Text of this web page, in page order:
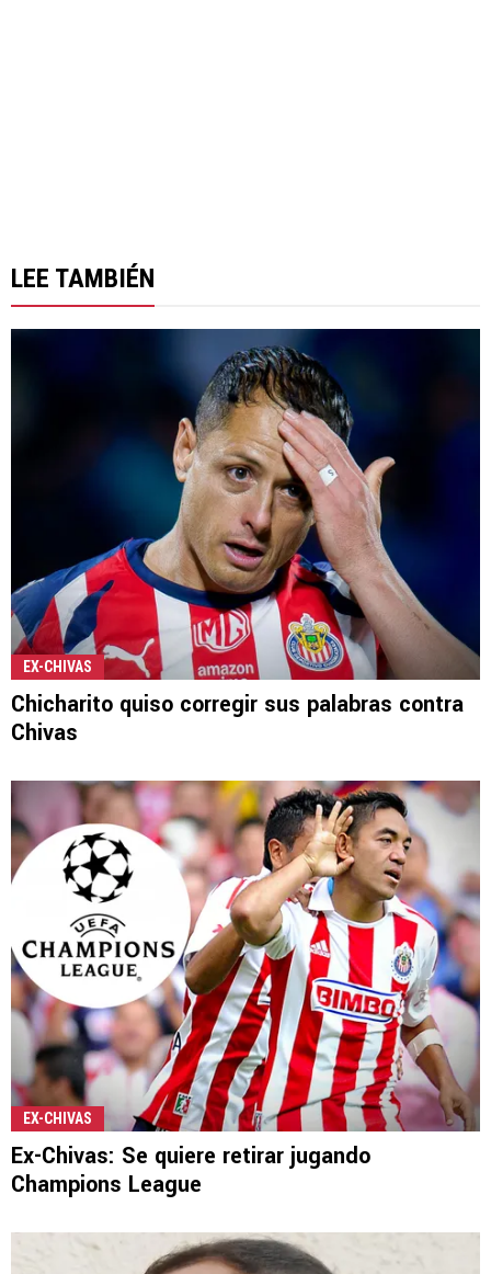
LEE TAMBIÉN
EX-CHIVAS
Chicharito quiso corregir sus palabras contra
Chivas
EX-CHIVAS
Ex-Chivas: Se quiere retirar jugando
Champions League